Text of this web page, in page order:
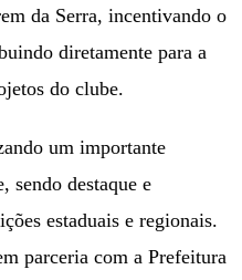
da Serra, incentivando o
diretamente para a
do clube.
um importante
sendo destaque e
estaduais e regionais.
parceria com a Prefeitura